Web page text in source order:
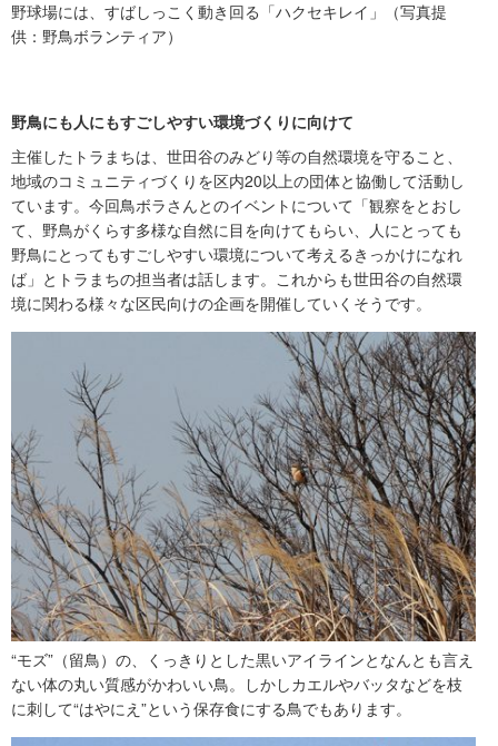
野球場には、すばしっこく動き回る「ハクセキレイ」（写真提
供：野鳥ボランティア）
野鳥にも人にもすごしやすい環境づくりに向けて
主催したトラまちは、世田谷のみどり等の自然環境を守ること、
地域のコミュニティづくりを区内20以上の団体と協働して活動し
ています。今回鳥ボラさんとのイベントについて「観察をとおし
て、野鳥がくらす多様な自然に目を向けてもらい、人にとっても
野鳥にとってもすごしやすい環境について考えるきっかけになれ
ば」とトラまちの担当者は話します。これからも世田谷の自然環
境に関わる様々な区民向けの企画を開催していくそうです。
“モズ”（留鳥）の、くっきりとした黒いアイラインとなんとも言え
ない体の丸い質感がかわいい鳥。しかしカエルやバッタなどを枝
に刺して“はやにえ”という保存食にする鳥でもあります。